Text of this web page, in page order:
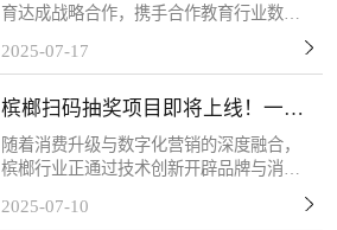
育达成战略合作，携手合作教育行业数字
目。此次应用系统的开发主要为敦行教育
撑。感谢客户的信任和...
2025-07-17
槟榔扫码抽奖项目即将上线！一物
一码，精准触达！
随着消费升级与数字化营销的深度融合，
槟榔行业正通过技术创新开辟品牌与消费
目将于近期上线，该活动以“一物一码”技
2025-07-10